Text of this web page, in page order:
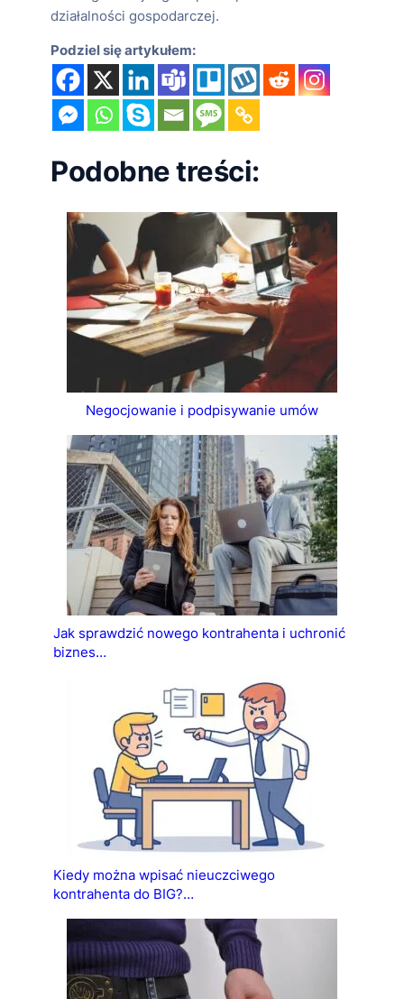
działalności gospodarczej.
Podziel się artykułem:
Podobne treści:
Negocjowanie i podpisywanie umów
Jak sprawdzić nowego kontrahenta i uchronić
biznes…
Kiedy można wpisać nieuczciwego
kontrahenta do BIG?…